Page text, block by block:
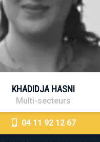
KHADIDJA HASNI
Multi-secteurs
04 11 92 12 67